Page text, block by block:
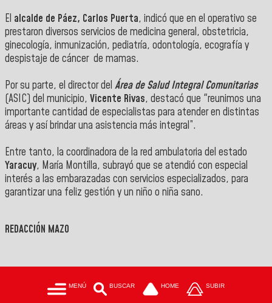
‎El alcalde de Páez, Carlos Puerta, indicó que en el operativo se
prestaron diversos servicios de medicina general, obstetricia,
ginecología, inmunización, pediatría, odontología, ecografía y
despistaje de cáncer de mamas.
‎Por su parte, el director del Área de Salud Integral Comunitarias
(ASIC) del municipio, Vicente Rivas, destacó que "reunimos una
importante cantidad de especialistas para atender en distintas
áreas y así brindar una asistencia más integral”.
‎Entre tanto, la coordinadora de la red ambulatoria del estado
Yaracuy, María Montilla, subrayó que se atendió con especial
interés a las embarazadas con servicios especializados, para
garantizar una feliz gestión y un niño o niña sano.
REDACCIÓN MAZO
MENÚ BUSCAR HOME SUBIR